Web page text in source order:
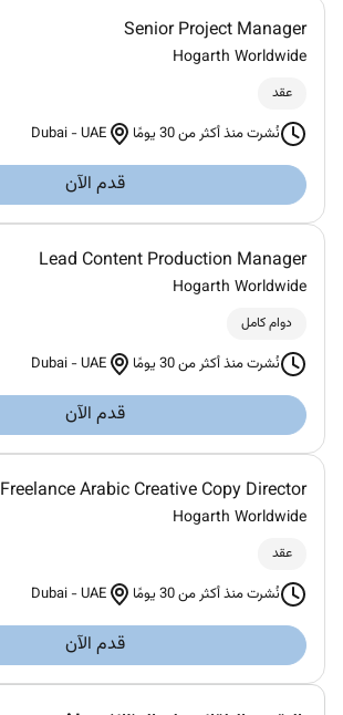
Senior Project Manager
Hogarth Worldwide
عقد
نُشرت منذ أكثر من 30 يومًا Dubai -UAE
قدم الآن
Lead Content Production Manager
Hogarth Worldwide
دوام كامل
نُشرت منذ أكثر من 30 يومًا Dubai -UAE
قدم الآن
Freelance Arabic Creative Copy Director
Hogarth Worldwide
عقد
نُشرت منذ أكثر من 30 يومًا Dubai -UAE
قدم الآن